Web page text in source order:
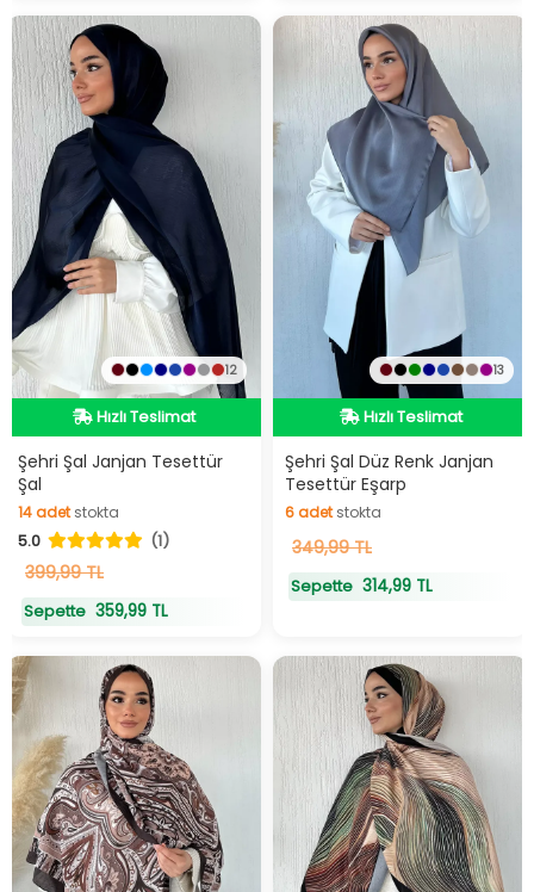
12
Hızlı Teslimat
Hızlı Teslimat
Şehri Şal Janjan Tesettür
Şal
14adetstokta
14adetstokta
5.0 (1)
399,99 TL
Sepette 359,99 TL
13
Hızlı Teslimat
Hızlı Teslimat
Şehri Şal Düz Renk Janjan
Tesettür Eşarp
6adetstokta
6adetstokta
349,99 TL
Sepette 314,99 TL